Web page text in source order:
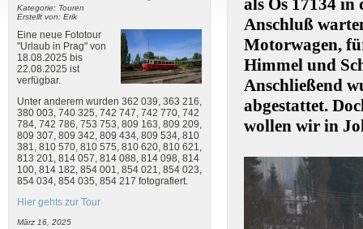
Kategorie: Touren
Erstellt von: Erik
Eine neue Fototour
"Urlaub in Prag" von
18.08.2025 bis
22.08.2025 ist
verfügbar.
Unter anderem wurden 362 039, 363 216,
380 003, 740 325, 742 747, 742 770, 742
784, 742 786, 753 753, 809 163, 809 209,
809 307, 809 342, 809 434, 809 534, 810
381, 810 570, 810 575, 810 620, 810 621,
813 201, 814 057, 814 088, 814 098, 814
100, 814 182, 854 001, 854 021, 854 023,
854 034, 854 035, 854 217 fotografiert.
Hier gehts zur Tour
März 16, 2025
als Os 17134
Anschluß
Motorwagen,
Himmel und
Anschließend
abgestattet.
wollen wir in